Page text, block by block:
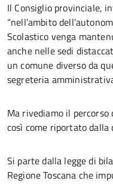
Il Consiglio provinciale,
“nell’ambito
Scolastico venga
anche nelle sedi
un comune diverso da
segreteria
Ma rivediamo il
così come riportato dalla
Si parte dalla legge di
Regione Toscana che